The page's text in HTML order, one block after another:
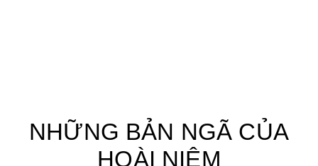
NHỮNG BẢN NGÃ CỦA
HOÀI NIỆM